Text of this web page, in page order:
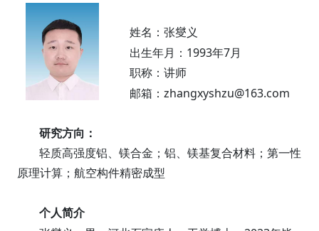
姓名：张燮义
出生年月： 1993年7月
职称：讲师
邮箱： zhangxyshzu@163.com
研究方向：
轻质高强度铝、镁合金；铝、镁基复合材料；第一性
原理计算；航空构件精密成型
个人简介